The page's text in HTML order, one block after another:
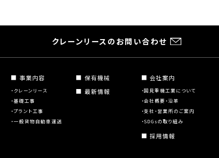
クレーンリースのお問い合わせ
■ 事業内容
・クレーンリース
・基礎工事
・プラント工事
・一般貨物自動車運送
■ 保有機械
■ 最新情報
■ 会社案内
・国見重機工業について
・会社概要・沿革
・支社・営業所のご案内
・SDGsの取り組み
■ 採用情報